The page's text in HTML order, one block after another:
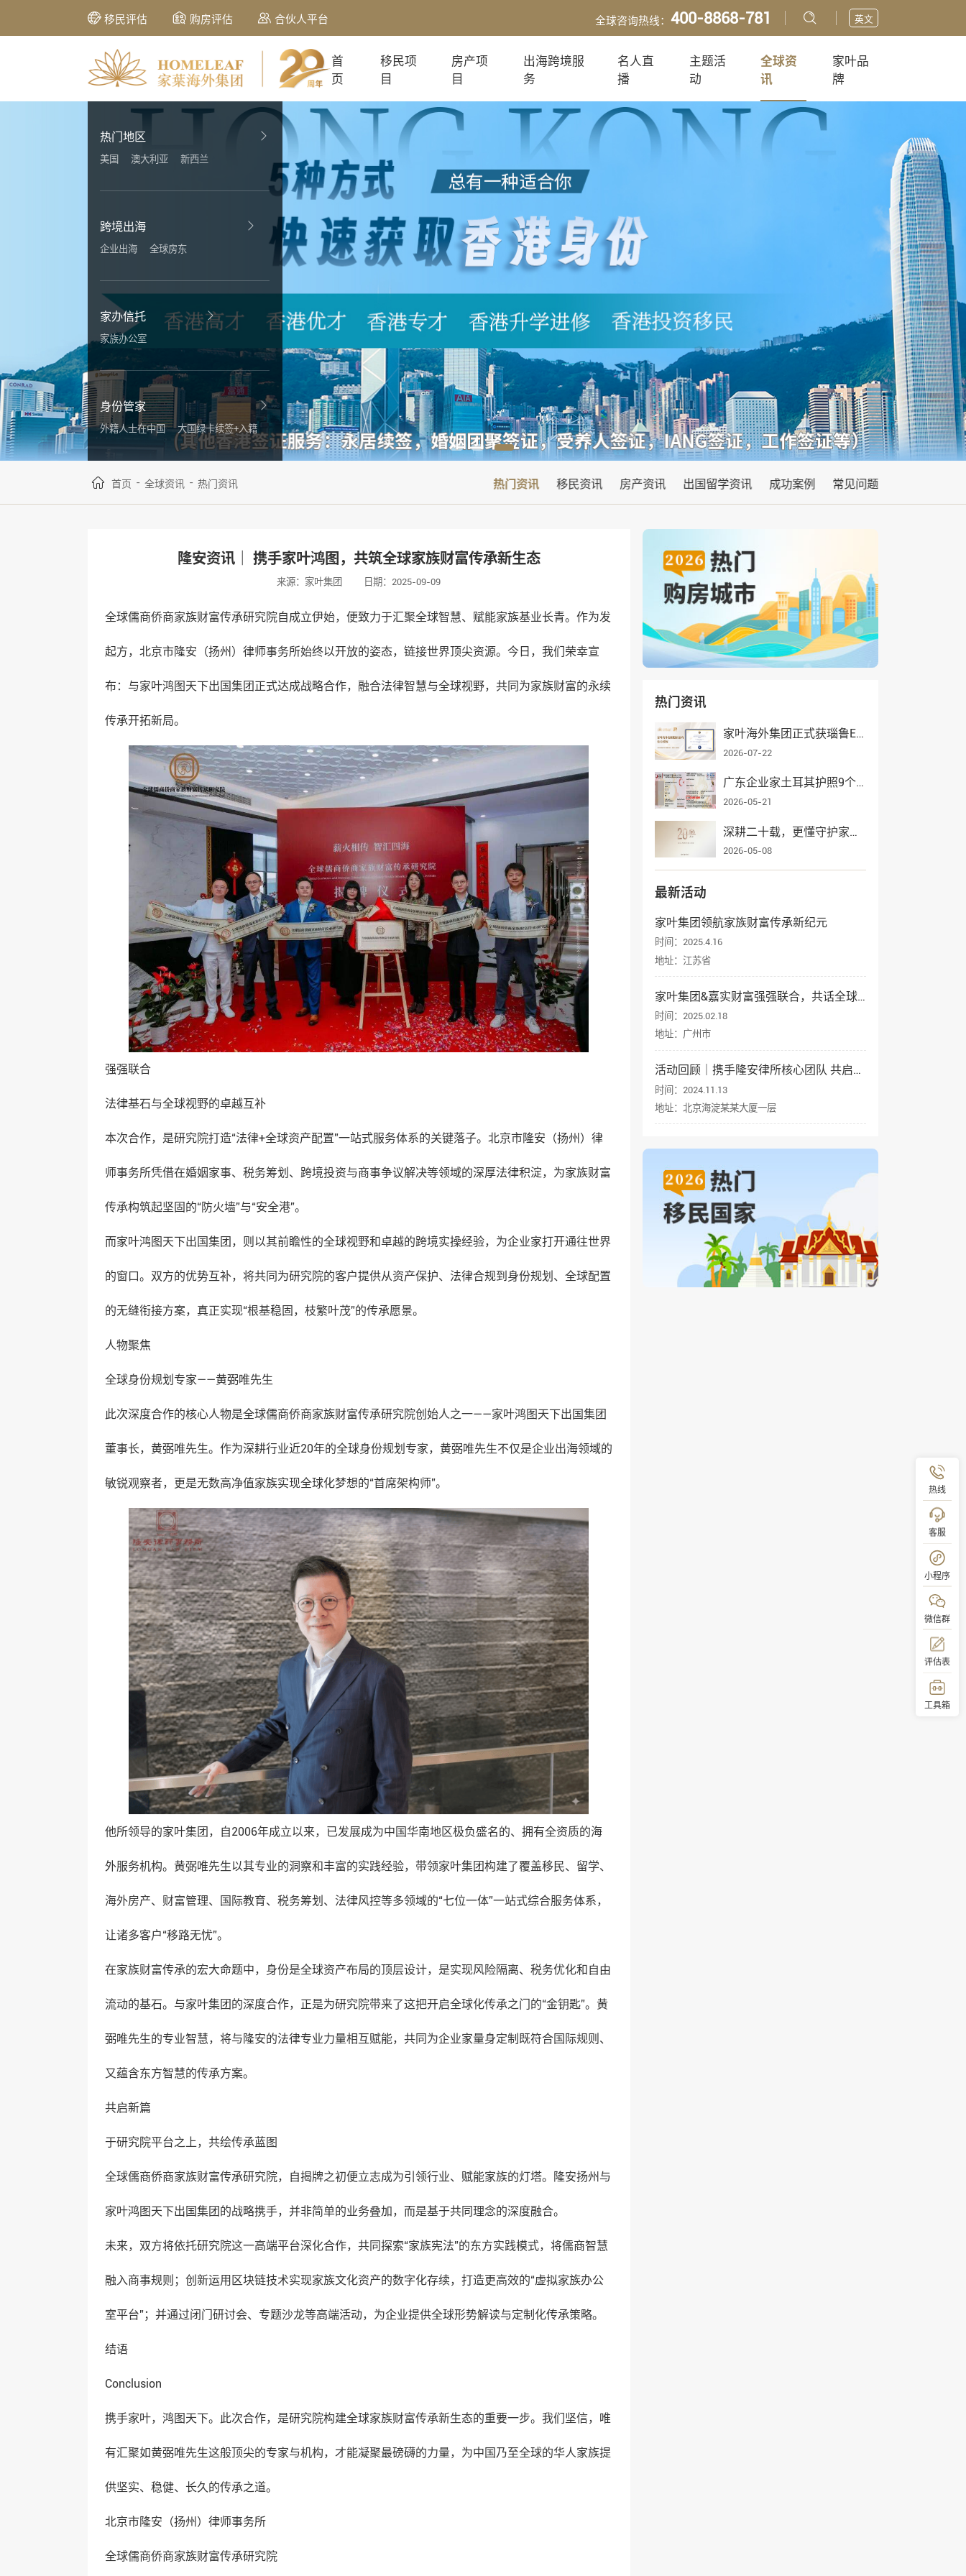
移民评估 购房评估 合伙人平台 全球咨询热线：400-8868-781 英文
首
页
移民项
目
房产项
目
出海跨境服
务
名人直
播
主题活
动
全球资
讯
家叶品
牌
热门地区
美国 澳大利亚 新西兰
跨境出海
企业出海 全球房东
家办信托
家族办公室
身份管家
外籍人士在中国 大国绿卡续签+入籍
热门资讯 移民资讯 房产资讯 出国留学资讯 成功案例 常见问题
首页 - 全球资讯 - 热门资讯
隆安资讯｜ 携手家叶鸿图，共筑全球家族财富传承新生态
来源：家叶集团 日期：2025-09-09
全球儒商侨商家族财富传承研究院自成立伊始，便致力于汇聚全球智慧、赋能家族基业长青。作为发
起方，北京市隆安（扬州）律师事务所始终以开放的姿态，链接世界顶尖资源。今日，我们荣幸宣
布：与家叶鸿图天下出国集团正式达成战略合作，融合法律智慧与全球视野，共同为家族财富的永续
传承开拓新局。
强强联合
法律基石与全球视野的卓越互补
本次合作，是研究院打造“法律+全球资产配置”一站式服务体系的关键落子。北京市隆安（扬州）律
师事务所凭借在婚姻家事、税务筹划、跨境投资与商事争议解决等领域的深厚法律积淀，为家族财富
传承构筑起坚固的“防火墙”与“安全港”。
而家叶鸿图天下出国集团，则以其前瞻性的全球视野和卓越的跨境实操经验，为企业家打开通往世界
的窗口。双方的优势互补，将共同为研究院的客户提供从资产保护、法律合规到身份规划、全球配置
的无缝衔接方案，真正实现“根基稳固，枝繁叶茂”的传承愿景。
人物聚焦
全球身份规划专家——黄弼唯先生
此次深度合作的核心人物是全球儒商侨商家族财富传承研究院创始人之一——家叶鸿图天下出国集团
董事长，黄弼唯先生。作为深耕行业近20年的全球身份规划专家，黄弼唯先生不仅是企业出海领域的
敏锐观察者，更是无数高净值家族实现全球化梦想的“首席架构师”。
他所领导的家叶集团，自2006年成立以来，已发展成为中国华南地区极负盛名的、拥有全资质的海
外服务机构。黄弼唯先生以其专业的洞察和丰富的实践经验，带领家叶集团构建了覆盖移民、留学、
海外房产、财富管理、国际教育、税务筹划、法律风控等多领域的“七位一体”一站式综合服务体系，
让诸多客户“移路无忧”。
在家族财富传承的宏大命题中，身份是全球资产布局的顶层设计，是实现风险隔离、税务优化和自由
流动的基石。与家叶集团的深度合作，正是为研究院带来了这把开启全球化传承之门的“金钥匙”。黄
弼唯先生的专业智慧，将与隆安的法律专业力量相互赋能，共同为企业家量身定制既符合国际规则、
又蕴含东方智慧的传承方案。
共启新篇
于研究院平台之上，共绘传承蓝图
全球儒商侨商家族财富传承研究院，自揭牌之初便立志成为引领行业、赋能家族的灯塔。隆安扬州与
家叶鸿图天下出国集团的战略携手，并非简单的业务叠加，而是基于共同理念的深度融合。
未来，双方将依托研究院这一高端平台深化合作，共同探索“家族宪法”的东方实践模式，将儒商智慧
融入商事规则；创新运用区块链技术实现家族文化资产的数字化存续，打造更高效的“虚拟家族办公
室平台”；并通过闭门研讨会、专题沙龙等高端活动，为企业提供全球形势解读与定制化传承策略。
结语
Conclusion
携手家叶，鸿图天下。此次合作，是研究院构建全球家族财富传承新生态的重要一步。我们坚信，唯
有汇聚如黄弼唯先生这般顶尖的专家与机构，才能凝聚最磅礴的力量，为中国乃至全球的华人家族提
供坚实、稳健、长久的传承之道。
北京市隆安（扬州）律师事务所
全球儒商侨商家族财富传承研究院
热门资讯
家叶海外集团正式获瑙鲁ECRCP项目官方授权，身份规划服务再添权威认证
2026-07-22
广东企业家土耳其护照9个月获批，家叶海外全流程护航一家三口入籍
2026-05-21
深耕二十载，更懂守护家业——家叶海外集团辉煌发展纪实
2026-05-08
最新活动
家叶集团领航家族财富传承新纪元
时间：2025.4.16
地址：江苏省
家叶集团&嘉实财富强强联合，共话全球资产配置与身份规划
时间：2025.02.18
地址：广州市
活动回顾｜携手隆安律所核心团队 共启企业出海新征程
时间：2024.11.13
地址：北京海淀某某大厦一层
热线
客服
小程序
微信群
评估表
工具箱